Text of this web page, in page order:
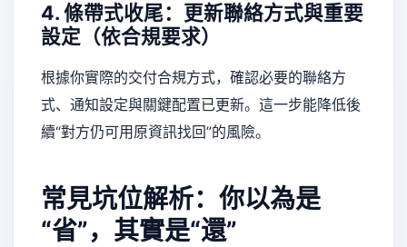
4. 條帶式收尾：更新聯絡方式與重要
設定（依合規要求）
根據你實際的交付合規方式，確認必要的聯絡方
式、通知設定與關鍵配置已更新。這一步能降低後
續“對方仍可用原資訊找回”的風險。
常見坑位解析：你以為是
“省”，其實是“還”